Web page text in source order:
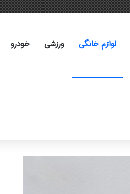
لوازم خانگی ورزشی خودرو